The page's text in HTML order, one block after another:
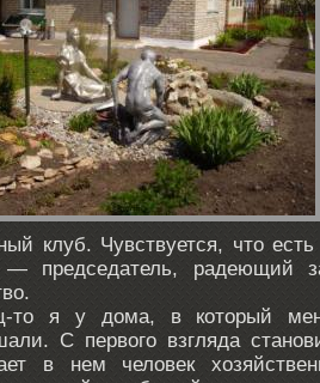
клуб. Чувствуется, что
— председатель, радеющий
то я у дома, в который
С первого взгляда
в нем человек